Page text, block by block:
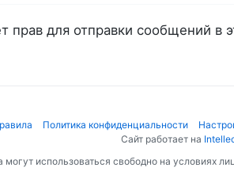
прав для отправки сообщений в
Политика конфиденциальности
Сайт работает на
могут использоваться свободно на условиях